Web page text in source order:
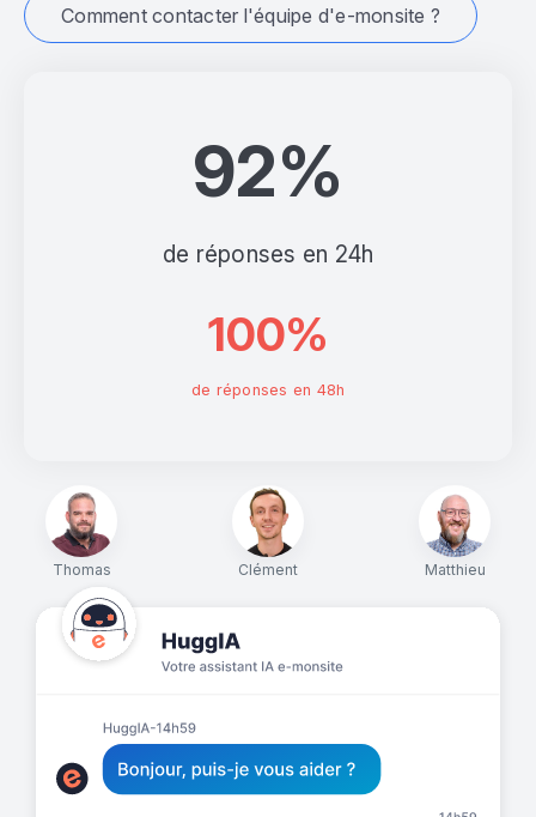
Thomas Clément Matthieu
92%
de réponses en 24h
100%
de réponses en 48h
Comment contacter l'équipe d'e-monsite ?